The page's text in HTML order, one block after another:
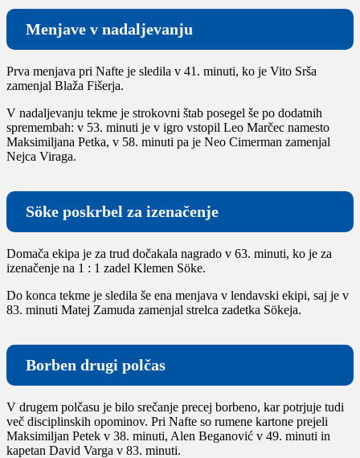
Menjave v nadaljevanju
Prva menjava pri Nafte je sledila v 41. minuti, ko je Vito Srša
zamenjal Blaža Fišerja.
V nadaljevanju tekme je strokovni štab posegel še po dodatnih
spremembah: v 53. minuti je v igro vstopil Leo Marčec namesto
Maksimiljana Petka, v 58. minuti pa je Neo Cimerman zamenjal
Nejca Viraga.
Söke poskrbel za izenačenje
Domača ekipa je za trud dočakala nagrado v 63. minuti, ko je za
izenačenje na 1 : 1 zadel Klemen Söke.
Do konca tekme je sledila še ena menjava v lendavski ekipi, saj je v
83. minuti Matej Zamuda zamenjal strelca zadetka Sökeja.
Borben drugi polčas
V drugem polčasu je bilo srečanje precej borbeno, kar potrjuje tudi
več disciplinskih opominov. Pri Nafte so rumene kartone prejeli
Maksimiljan Petek v 38. minuti, Alen Beganović v 49. minuti in
kapetan David Varga v 83. minuti.